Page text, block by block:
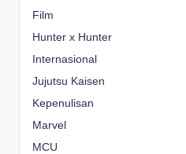
Film
Hunter x Hunter
Internasional
Jujutsu Kaisen
Kepenulisan
Marvel
MCU